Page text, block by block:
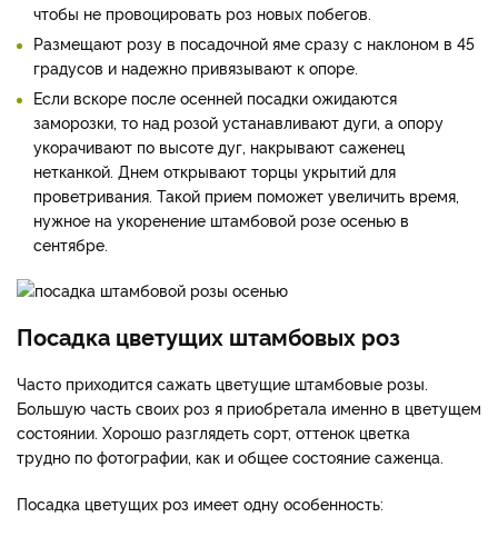
чтобы не провоцировать роз новых побегов.
Размещают розу в посадочной яме сразу с наклоном в 45
градусов и надежно привязывают к опоре.
Если вскоре после осенней посадки ожидаются
заморозки, то над розой устанавливают дуги, а опору
укорачивают по высоте дуг, накрывают саженец
нетканкой. Днем открывают торцы укрытий для
проветривания. Такой прием поможет увеличить время,
нужное на укоренение штамбовой розе осенью в
сентябре.
Посадка цветущих штамбовых роз
Часто приходится сажать цветущие штамбовые розы.
Большую часть своих роз я приобретала именно в цветущем
состоянии. Хорошо разглядеть сорт, оттенок цветка
трудно по фотографии, как и общее состояние саженца.
Посадка цветущих роз имеет одну особенность: